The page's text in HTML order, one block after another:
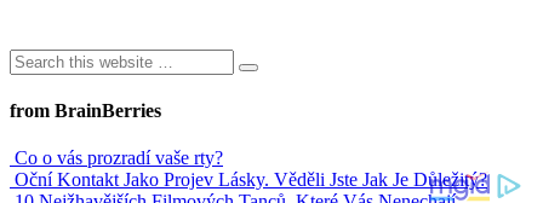
from BrainBerries
Co o vás prozradí vaše rty?
Oční Kontakt Jako Projev Lásky. Věděli Jste Jak Je Důležitý?